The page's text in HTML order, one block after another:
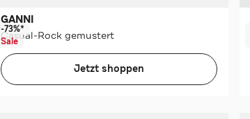
GANNI
Casual-Rock gemustert
-73%*
Sale
Jetzt shoppen